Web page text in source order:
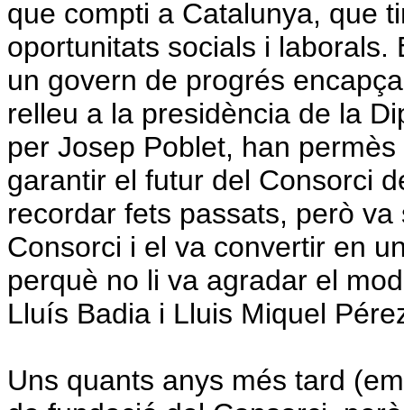
que compti a Catalunya, que
oportunitats socials i laborals.
un govern de progrés
relleu a la presidència de la
per Josep Poblet, han
garantir el futur del Consorci
recordar fets passats, però
Consorci i el va convertir en
perquè no li va agradar el
Lluís Badia i Lluis Miquel
Uns quants anys més tard